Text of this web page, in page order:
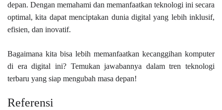
depan. Dengan memahami dan memanfaatkan teknologi ini secara
optimal, kita dapat menciptakan dunia digital yang lebih inklusif,
efisien, dan inovatif.
Bagaimana kita bisa lebih memanfaatkan kecanggihan komputer
di era digital ini? Temukan jawabannya dalam tren teknologi
terbaru yang siap mengubah masa depan!
Referensi